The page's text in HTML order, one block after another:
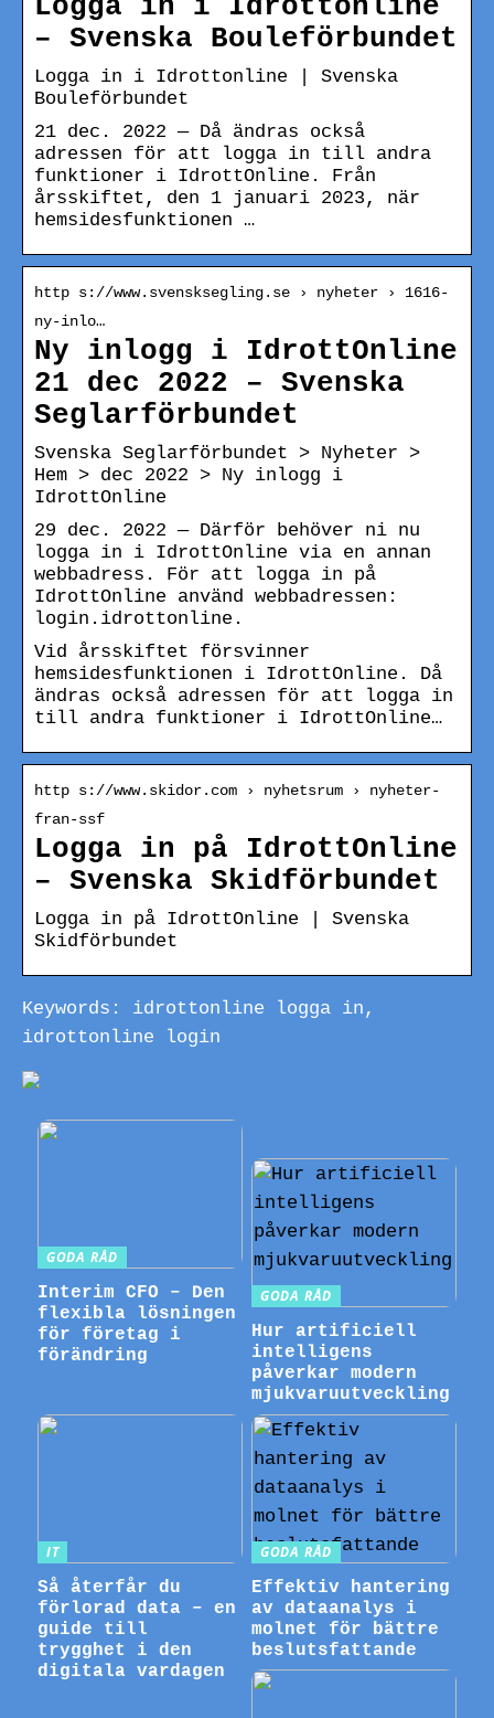
Logga in i Idrottonline
– Svenska Bouleförbundet
Logga in i Idrottonline | Svenska
Bouleförbundet
21 dec. 2022 — Då ändras också
adressen för att logga in till andra
funktioner i IdrottOnline. Från
årsskiftet, den 1 januari 2023, när
hemsidesfunktionen …
http s://www.svensksegling.se › nyheter › 1616-
ny-inlo…
Ny inlogg i IdrottOnline
21 dec 2022 – Svenska
Seglarförbundet
Svenska Seglarförbundet > Nyheter >
Hem > dec 2022 > Ny inlogg i
IdrottOnline
29 dec. 2022 — Därför behöver ni nu
logga in i IdrottOnline via en annan
webbadress. För att logga in på
IdrottOnline använd webbadressen:
login.idrottonline.
Vid årsskiftet försvinner
hemsidesfunktionen i IdrottOnline. Då
ändras också adressen för att logga in
till andra funktioner i IdrottOnline…
http s://www.skidor.com › nyhetsrum › nyheter-
fran-ssf
Logga in på IdrottOnline
– Svenska Skidförbundet
Logga in på IdrottOnline | Svenska
Skidförbundet
Keywords: idrottonline logga in,
idrottonline login
GODA RÅD
Interim CFO – Den
flexibla lösningen
för företag i
förändring
GODA RÅD
Hur artificiell
intelligens
påverkar modern
mjukvaruutveckling
IT
Så återfår du
förlorad data – en
guide till
trygghet i den
digitala vardagen
GODA RÅD
Effektiv hantering
av dataanalys i
molnet för bättre
beslutsfattande